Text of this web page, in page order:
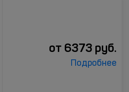
от 6373 руб.
Подробнее